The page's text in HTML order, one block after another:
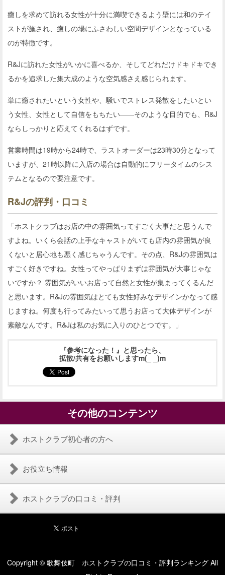
癒しを求めて訪れる女性が十分に満喫できるよう壁には和のテイ
ストが施され、癒しの場にふさわしい空間デザインとなっている
のが特徴です。
R&Jに訪れた女性がいかに喜べるか、そしてどれだけドキドキでき
るかを追求した集大成のような空気感さえ感じられます。
単に癒されたいという女性や、騒いでストレス発散をしたいとい
う女性、女性として自信をもちたい――そのような目的でも、R&J
ならしっかりと応えてくれるはずです。
営業時間は19時から24時で、ラストオーダーは23時30分となって
いますが、21時以降に入店の場合は自動的にフリータイムのシス
テムとなるので要注意です。
R&Jの評判・口コミ
「ホストクラブはお店の中の雰囲気ってすごく大事だと思うんで
すよね。いくら会話の上手なキャストがいても店内の雰囲気が良
くないと居心地も悪く感じちゃうんです。その点、R&Jの雰囲気は
すごく好きですね。女性ってやっぱりまずは雰囲気が大事じゃな
いですか？ 雰囲気がいいお店って自然と女性が集まってくるんだ
と思います。R&Jの雰囲気はとても女性好みなデザインかなって感
じますね。何度も行ってみたいって思うお店って大体デザインが
素敵なんです。R&Jは私のお気に入りのひとつです。」
『参考になった！』と思ったら、
拡散/共有をお願いしますm(_ _)m
その他のコンテンツ
ホストクラブ初心者の方へ
お役立ち情報
ホストクラブの口コミ・評判
Copyright © 歌舞伎町 ホストクラブの口コミ・評判ランキング All